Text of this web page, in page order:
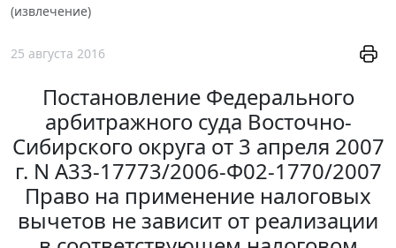
(извлечение)
25 августа 2016
Постановление Федерального
арбитражного суда Восточно-
Сибирского округа от 3 апреля 2007
г. N А33-17773/2006-Ф02-1770/2007
Право на применение налоговых
вычетов не зависит от реализации